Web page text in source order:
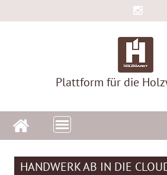
to
Plattform für die
HANDWERK AB IN DIE